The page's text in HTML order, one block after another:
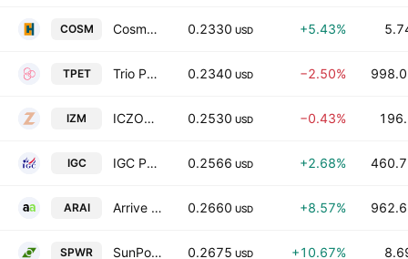
COSM Cosmos Health Inc 0.2330 USD +5.43%
TPET Trio Petroleum Corp. 0.2340 USD −2.50%
IZM ICZOOM Group, Inc. Class A 0.2530 USD −0.43%
IGC IGC Pharma, Inc. 0.2566 USD +2.68%
ARAI Arrive AI Inc. 0.2660 USD +8.57%
SPWR SunPower Inc. 0.2675 USD +10.67%